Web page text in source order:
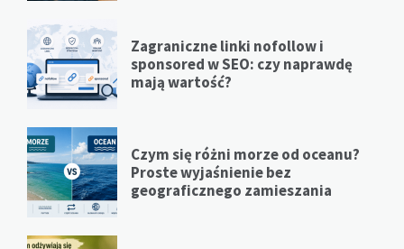
Zagraniczne linki nofollow i
sponsored w SEO: czy naprawdę
mają wartość?
Czym się różni morze od oceanu?
Proste wyjaśnienie bez
geograficznego zamieszania